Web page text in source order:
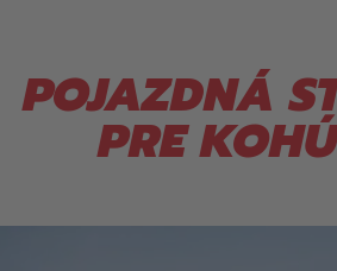
POJAZDNÁ
PRE